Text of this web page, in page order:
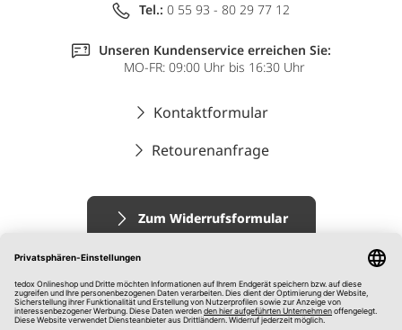
Tel.: 0 55 93 - 80 29 77 12
Unseren Kundenservice erreichen Sie:
MO-FR: 09:00 Uhr bis 16:30 Uhr
Kontaktformular
Retourenanfrage
Zum Widerrufsformular
Impressum
AGB